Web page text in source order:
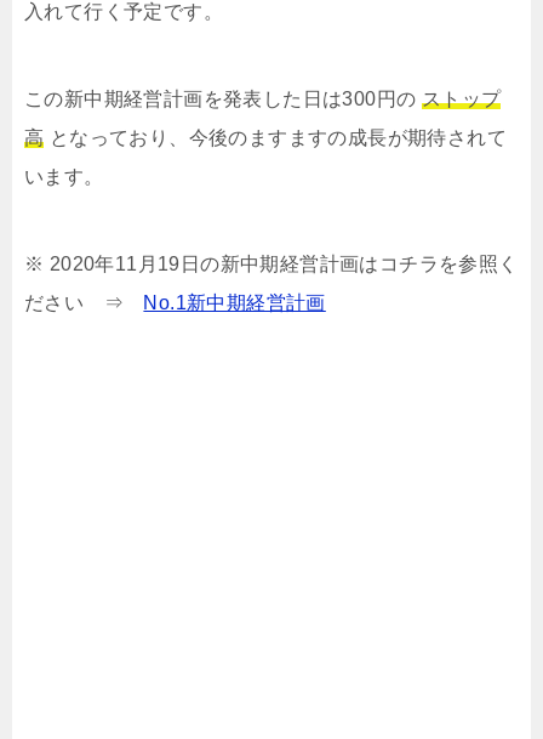
入れて行く予定です。
この新中期経営計画を発表した日は300円の ストップ
高 となっており、今後のますますの成長が期待されて
います。
※ 2020年11月19日の新中期経営計画はコチラを参照く
ださい ⇒ No.1新中期経営計画